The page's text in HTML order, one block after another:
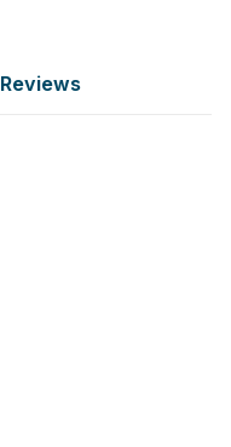
Reviews